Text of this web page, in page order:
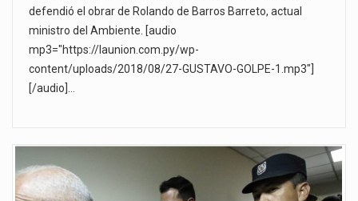
defendió el obrar de Rolando de Barros Barreto, actual
ministro del Ambiente. [audio
mp3="https://launion.com.py/wp-
content/uploads/2018/08/27-GUSTAVO-GOLPE-1.mp3"]
[/audio]…